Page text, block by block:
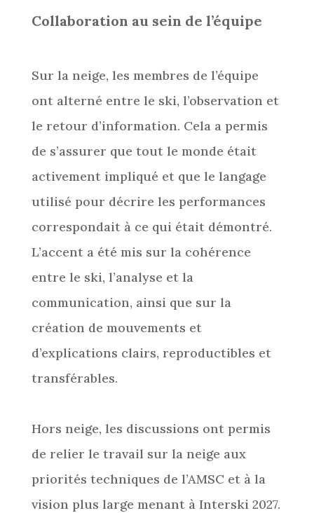
Collaboration au sein de l’équipe
Sur la neige, les membres de l’équipe
ont alterné entre le ski, l’observation et
le retour d’information. Cela a permis
de s’assurer que tout le monde était
activement impliqué et que le langage
utilisé pour décrire les performances
correspondait à ce qui était démontré.
L’accent a été mis sur la cohérence
entre le ski, l’analyse et la
communication, ainsi que sur la
création de mouvements et
d’explications clairs, reproductibles et
transférables.
Hors neige, les discussions ont permis
de relier le travail sur la neige aux
priorités techniques de l’AMSC et à la
vision plus large menant à Interski 2027.